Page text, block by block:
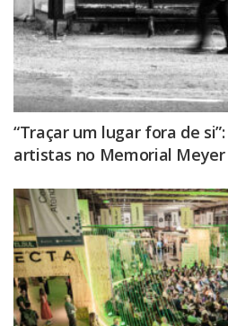
“Traçar um lugar fora de
artistas no Memorial Meyer